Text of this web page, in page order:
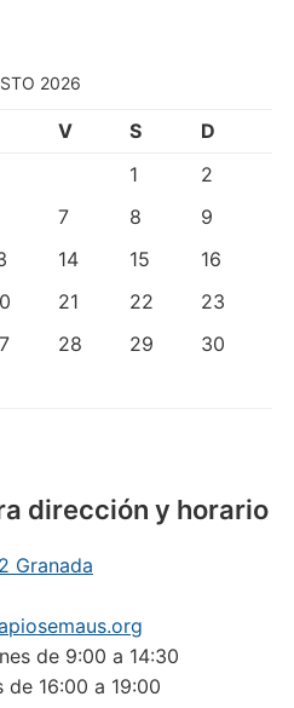
2026
V S
D
1
2
7 8
9
14 15
16
21 22
23
28 29
30
dirección y horario
Granada
de 9:00 a 14:30
de 16:00 a 19:00